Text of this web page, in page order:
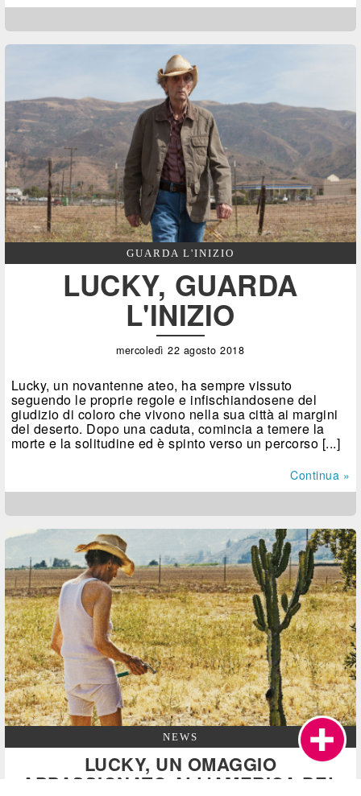
GUARDA L'INIZIO
LUCKY, GUARDA
L'INIZIO
mercoledì 22 agosto 2018
Lucky, un novantenne ateo, ha sempre vissuto
seguendo le proprie regole e infischiandosene del
giudizio di coloro che vivono nella sua città ai margini
del deserto. Dopo una caduta, comincia a temere la
morte e la solitudine ed è spinto verso un percorso [...]
Continua »
NEWS
LUCKY, UN OMAGGIO
APPASSIONATO ALL'AMERICA DEL